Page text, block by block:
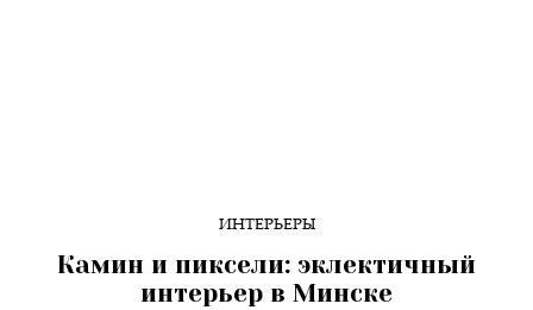
ИНТЕРЬЕРЫ
Камин и пиксели: эклектичный
интерьер в Минске